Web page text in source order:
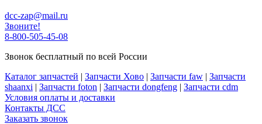
dcc-zap@mail.ru
Звоните!
8-800-505-45-08
Звонок бесплатный по всей России
Каталог запчастей | Запчасти Хово | Запчасти faw | Запчасти
shaanxi | Запчасти foton | Запчасти dongfeng | Запчасти cdm
Условия оплаты и доставки
Контакты ДСС
Заказать звонок